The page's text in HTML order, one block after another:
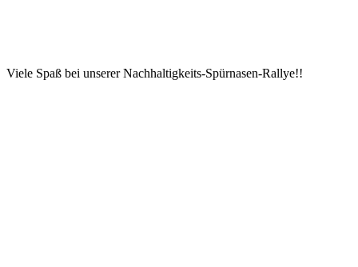
Viele Spaß bei unserer Nachhaltigkeits-Spürnasen-Rallye!!